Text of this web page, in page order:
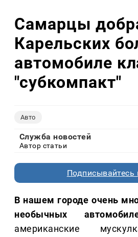
Самарцы
Карельских
автомобиле
"субкомпакт"
Авто
Служба новостей
Автор статьи
Подписывайтесь
В нашем городе очень
необычных
американские